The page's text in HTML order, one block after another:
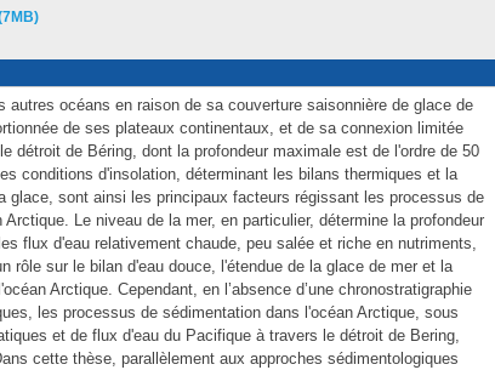
autres océans en raison de sa couverture saisonnière de glace de
de ses plateaux continentaux, et de sa connexion limitée
détroit de Béring, dont la profondeur maximale est de l'ordre de 50
conditions d'insolation, déterminant les bilans thermiques et la
glace, sont ainsi les principaux facteurs régissant les processus de
Le niveau de la mer, en particulier, détermine la profondeur
flux d'eau relativement chaude, peu salée et riche en nutriments,
rôle sur le bilan d'eau douce, l'étendue de la glace de mer et la
Arctique. Cependant, en l’absence d’une chronostratigraphie
les processus de sédimentation dans l'océan Arctique, sous
et de flux d'eau du Pacifique à travers le détroit de Bering,
cette thèse, parallèlement aux approches sédimentologiques